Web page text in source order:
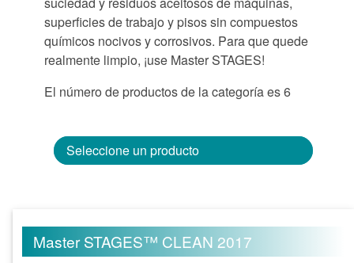
superficies de trabajo y pisos sin compuestos
químicos nocivos y corrosivos. Para que quede
realmente limpio, ¡use Master STAGES!
El número de productos de la categoría es 6
Seleccione un producto
Master STAGES™ CLEAN 2017